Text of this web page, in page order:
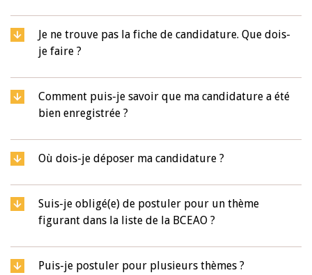
Je ne trouve pas la fiche de candidature. Que dois-
je faire ?
Comment puis-je savoir que ma candidature a été
bien enregistrée ?
Où dois-je déposer ma candidature ?
Suis-je obligé(e) de postuler pour un thème
figurant dans la liste de la BCEAO ?
Puis-je postuler pour plusieurs thèmes ?